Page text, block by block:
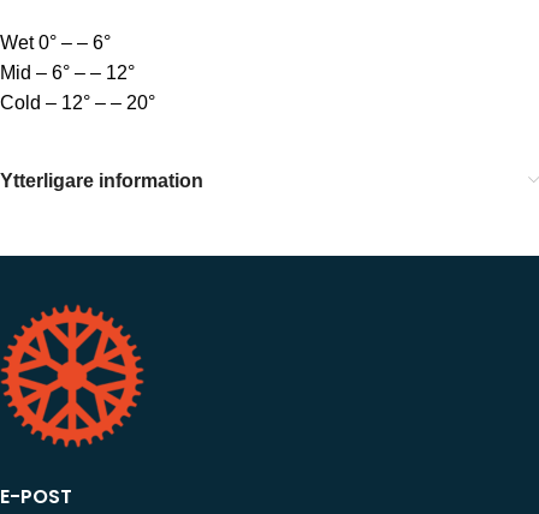
Wet 0° – – 6°
Mid – 6° – – 12°
Cold – 12° – – 20°
Ytterligare information
E-POST